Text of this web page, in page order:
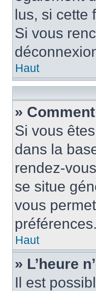
lus, si cette
Si vous
Haut
»
Si vous
dans la
rendez-
se situe
vous
préférences.
Haut
» L’heure
Il est